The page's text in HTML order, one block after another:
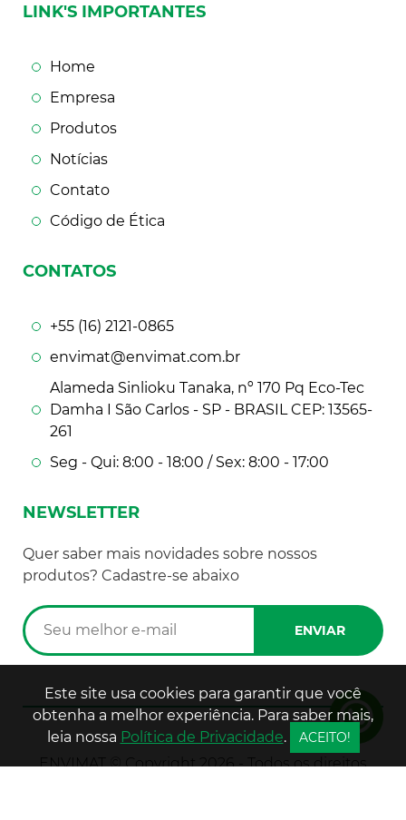
LINK'S IMPORTANTES
Home
Empresa
Produtos
Notícias
Contato
Código de Ética
CONTATOS
+55 (16) 2121-0865
envimat@envimat.com.br
Alameda Sinlioku Tanaka, nº 170 Pq Eco-Tec
Damha I São Carlos - SP - BRASIL CEP: 13565-
261
Seg - Qui: 8:00 - 18:00 / Sex: 8:00 - 17:00
NEWSLETTER
Quer saber mais novidades sobre nossos
produtos? Cadastre-se abaixo
ENVIMAT © Copyright 2026 - Todos os direitos
Este site usa cookies para garantir que você
obtenha a melhor experiência. Para saber mais,
leia nossa Política de Privacidade. ACEITO!